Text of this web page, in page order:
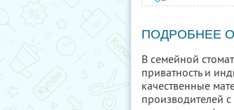
ПОДРОБНЕЕ
В семейной
приватность и
качественные
производителей